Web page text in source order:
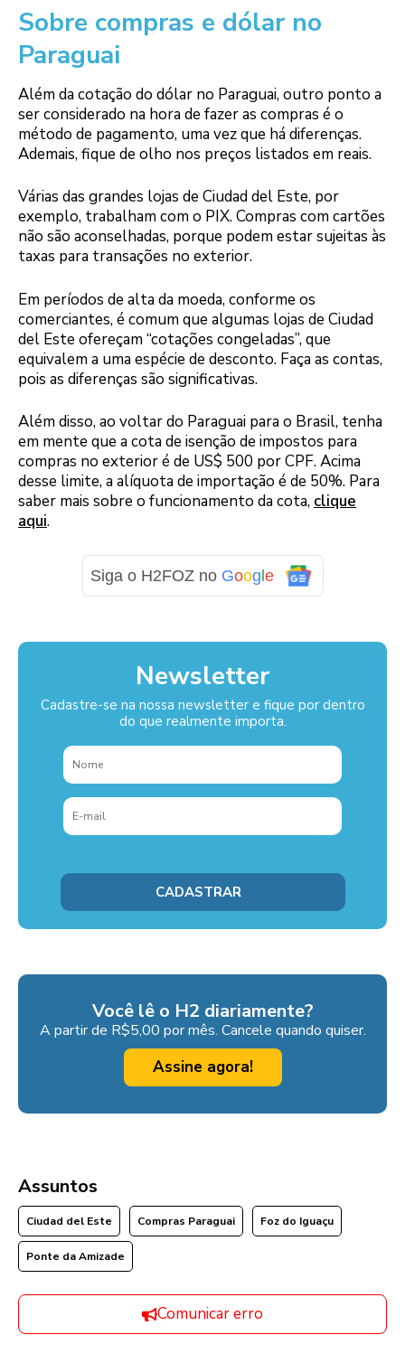
Sobre compras e dólar no
Paraguai
Além da cotação do dólar no Paraguai, outro ponto a
ser considerado na hora de fazer as compras é o
método de pagamento, uma vez que há diferenças.
Ademais, fique de olho nos preços listados em reais.
Várias das grandes lojas de Ciudad del Este, por
exemplo, trabalham com o PIX. Compras com cartões
não são aconselhadas, porque podem estar sujeitas às
taxas para transações no exterior.
Em períodos de alta da moeda, conforme os
comerciantes, é comum que algumas lojas de Ciudad
del Este ofereçam “cotações congeladas”, que
equivalem a uma espécie de desconto. Faça as contas,
pois as diferenças são significativas.
Além disso, ao voltar do Paraguai para o Brasil, tenha
em mente que a cota de isenção de impostos para
compras no exterior é de US$ 500 por CPF. Acima
desse limite, a alíquota de importação é de 50%. Para
saber mais sobre o funcionamento da cota, clique
aqui.
Siga o H2FOZ no Google
Newsletter
Cadastre-se na nossa newsletter e fique por dentro
do que realmente importa.
Você lê o H2 diariamente?
A partir de R$5,00 por mês. Cancele quando quiser.
Assine agora!
Assuntos
Ciudad del Este Compras Paraguai Foz do Iguaçu
Ponte da Amizade
Comunicar erro